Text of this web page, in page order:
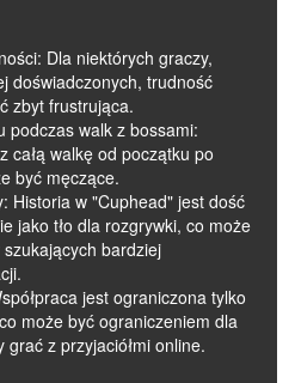
Dla niektórych graczy,
doświadczonych, trudność
zbyt frustrująca.
podczas walk z bossami:
całą walkę od początku po
być męczące.
Historia w "Cuphead" jest dość
jako tło dla rozgrywki, co może
bardziej
jest ograniczona tylko
może być ograniczeniem dla
z przyjaciółmi online.